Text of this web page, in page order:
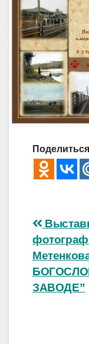
Поделиться
по
ЗАВОДЕ”